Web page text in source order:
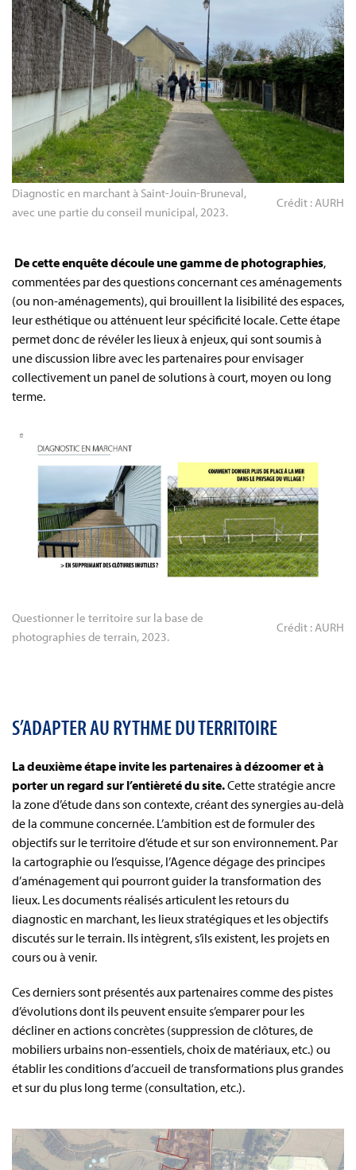
Diagnostic en marchant à Saint-Jouin-Bruneval,
avec une partie du conseil municipal, 2023.
Crédit : AURH
De cette enquête découle une gamme de photographies,
commentées par des questions concernant ces aménagements
(ou non-aménagements), qui brouillent la lisibilité des espaces,
leur esthétique ou atténuent leur spécificité locale. Cette étape
permet donc de révéler les lieux à enjeux, qui sont soumis à
une discussion libre avec les partenaires pour envisager
collectivement un panel de solutions à court, moyen ou long
terme.
Questionner le territoire sur la base de
photographies de terrain, 2023.
Crédit : AURH
S’ADAPTER AU RYTHME DU TERRITOIRE
La deuxième étape invite les partenaires à dézoomer et à
porter un regard sur l’entièreté du site.Cette stratégie ancre
la zone d’étude dans son contexte, créant des synergies au-delà
de la commune concernée. L’ambition est de formuler des
objectifs sur le territoire d’étude et sur son environnement. Par
la cartographie ou l’esquisse, l’Agence dégage des principes
d’aménagement qui pourront guider la transformation des
lieux. Les documents réalisés articulent les retours du
diagnostic en marchant, les lieux stratégiques et les objectifs
discutés sur le terrain. Ils intègrent, s’ils existent, les projets en
cours ou à venir.
Ces derniers sont présentés aux partenaires comme des pistes
d’évolutions dont ils peuvent ensuite s’emparer pour les
décliner en actions concrètes (suppression de clôtures, de
mobiliers urbains non-essentiels, choix de matériaux, etc.) ou
établir les conditions d’accueil de transformations plus grandes
et sur du plus long terme (consultation, etc.).